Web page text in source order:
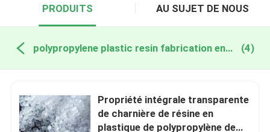
PRODUITS AU SUJET DE NOUS
polypropylene plastic resin fabrication en ligne (4)
Propriété intégrale transparente
de charnière de résine en
plastique de polypropylène de